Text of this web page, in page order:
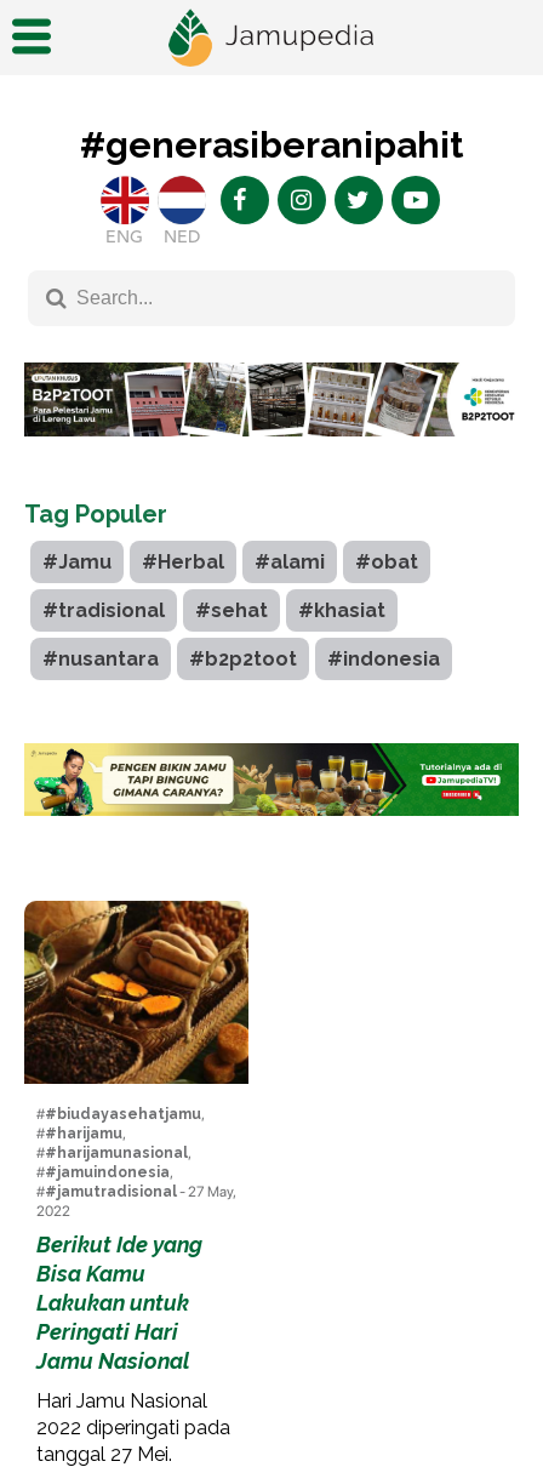
#generasiberanipahit
ENG NED
Tag Populer
#Jamu #Herbal #alami #obat
#tradisional #sehat #khasiat
#nusantara #b2p2toot #indonesia
##biudayasehatjamu,
##harijamu,
##harijamunasional,
##jamuindonesia,
##jamutradisional- 27 May,
2022
Berikut Ide yang
Bisa Kamu
Lakukan untuk
Peringati Hari
Jamu Nasional
Hari Jamu Nasional
2022 diperingati pada
tanggal 27 Mei.